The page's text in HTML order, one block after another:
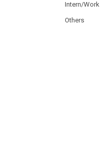
Intern/Work
Others